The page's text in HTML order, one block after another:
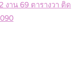
งาน 69 ตารางวา ติด